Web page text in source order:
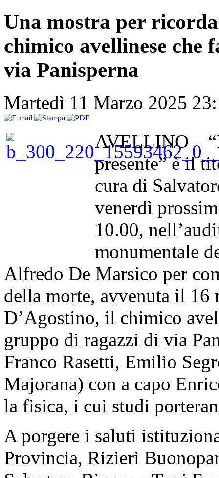
Una mostra per
chimico avellinese che
via Panisperna
Martedì 11 Marzo 2025
AVELLINO –
presente” è il
cura di
venerdì
10.00,
monumentale
Alfredo De Marsico per
della morte, avvenuta il 16
D’Agostino, il chimico
gruppo di ragazzi di via
Franco Rasetti, Emilio
Majorana) con a capo
la fisica, i cui studi
A porgere i saluti
Provincia, Rizieri